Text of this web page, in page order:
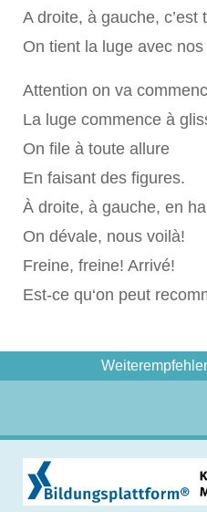
A droite, à gauche, c’est
On tient la luge avec nos
Attention on va
La luge commence à
On file à toute allure
En faisant des figures.
À droite, à gauche, en
On dévale, nous voilà!
Freine, freine! Arrivé!
Est-ce qu‘on peut